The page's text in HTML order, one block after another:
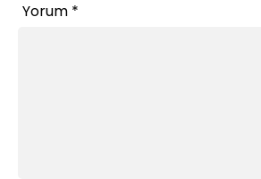
Yorum *